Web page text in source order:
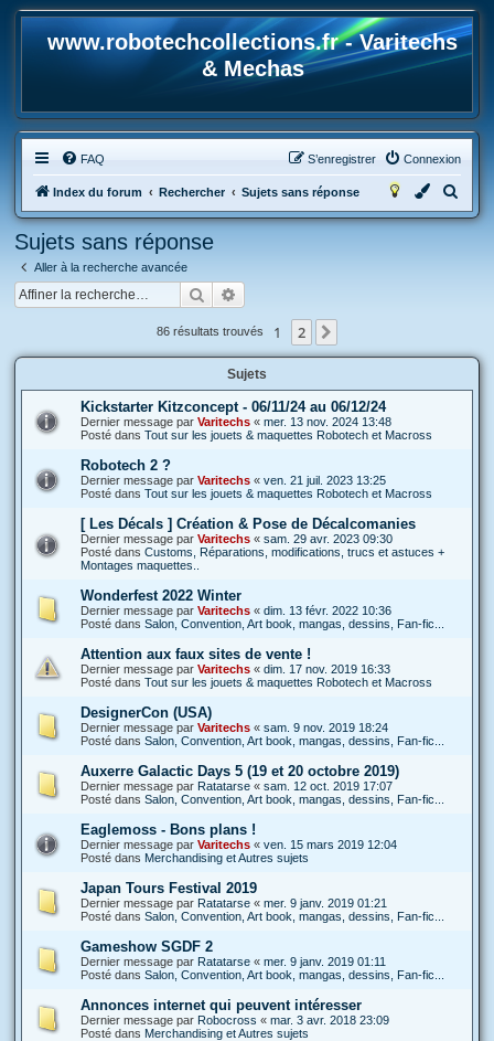
www.robotechcollections.fr - Varitechs
& Mechas
FAQ Connexion
S’enregistrer
Index du forum Rechercher Sujets sans réponse
e
c
Sujets sans réponse
Aller à la recherche avancée
Rechercher
86 résultats trouvés 1 2
Sujets
Kickstarter Kitzconcept - 06/11/24 au 06/12/24
Dernier message par Varitechs « mer. 13 nov. 2024 13:48
Posté dans Tout sur les jouets & maquettes Robotech et Macross
Robotech 2 ?
Dernier message par Varitechs « ven. 21 juil. 2023 13:25
Posté dans Tout sur les jouets & maquettes Robotech et Macross
[ Les Décals ] Création & Pose de Décalcomanies
Dernier message par Varitechs « sam. 29 avr. 2023 09:30
Posté dans Customs, Réparations, modifications, trucs et astuces +
Montages maquettes..
Wonderfest 2022 Winter
Dernier message par Varitechs « dim. 13 févr. 2022 10:36
Posté dans Salon, Convention, Art book, mangas, dessins, Fan-fic...
Attention aux faux sites de vente !
Dernier message par Varitechs « dim. 17 nov. 2019 16:33
Posté dans Tout sur les jouets & maquettes Robotech et Macross
DesignerCon (USA)
Dernier message par Varitechs « sam. 9 nov. 2019 18:24
Posté dans Salon, Convention, Art book, mangas, dessins, Fan-fic...
Auxerre Galactic Days 5 (19 et 20 octobre 2019)
Dernier message par Ratatarse « sam. 12 oct. 2019 17:07
Posté dans Salon, Convention, Art book, mangas, dessins, Fan-fic...
Eaglemoss - Bons plans !
Dernier message par Varitechs « ven. 15 mars 2019 12:04
Posté dans Merchandising et Autres sujets
Japan Tours Festival 2019
Dernier message par Ratatarse « mer. 9 janv. 2019 01:21
Posté dans Salon, Convention, Art book, mangas, dessins, Fan-fic...
Gameshow SGDF 2
Dernier message par Ratatarse « mer. 9 janv. 2019 01:11
Posté dans Salon, Convention, Art book, mangas, dessins, Fan-fic...
Annonces internet qui peuvent intéresser
Dernier message par Robocross « mar. 3 avr. 2018 23:09
Posté dans Merchandising et Autres sujets